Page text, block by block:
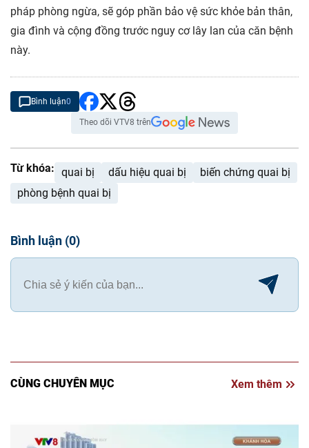
pháp phòng ngừa, sẽ góp phần bảo vệ sức khỏe bản thân,
gia đình và cộng đồng trước nguy cơ lây lan của căn bệnh
này.
Bình luận0
Theo dõi VTV8 trên
Từ khóa: quai bị dấu hiệu quai bị
biến chứng quai bị
phòng bệnh quai bị
Bình luận (0)
CÙNG CHUYÊN MỤC Xem thêm